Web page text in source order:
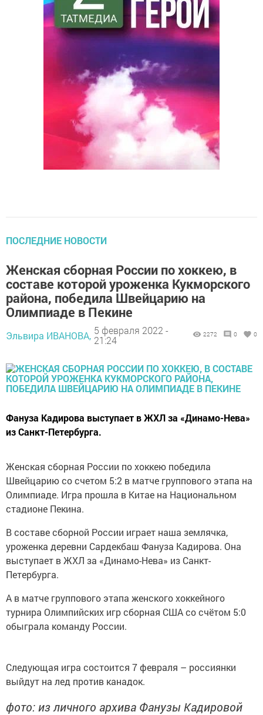
ПОСЛЕДНИЕ НОВОСТИ
Женская сборная России по хоккею, в
составе которой уроженка Кукморского
района, победила Швейцарию на
Олимпиаде в Пекине
Эльвира ИВАНОВА, 5 февраля 2022 -
21:24
2272 0 0
Фануза Кадирова выступает в ЖХЛ за «Динамо-Нева»
из Санкт-Петербурга.
Женская сборная России по хоккею победила
Швейцарию со счетом 5:2 в матче группового этапа на
Олимпиаде. Игра прошла в Китае на Национальном
стадионе Пекина.
В составе сборной России играет наша землячка,
уроженка деревни Сардекбаш Фануза Кадирова. Она
выступает в ЖХЛ за «Динамо-Нева» из Санкт-
Петербурга.
А в матче группового этапа женского хоккейного
турнира Олимпийских игр сборная США со счётом 5:0
обыграла команду России.
Следующая игра состоится 7 февраля – россиянки
выйдут на лед против канадок.
фото: из личного архива Фанузы Кадировой